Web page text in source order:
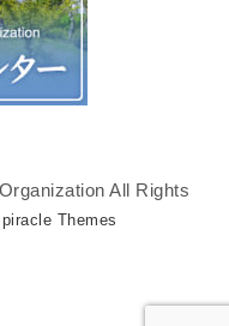
All Rights
Themes